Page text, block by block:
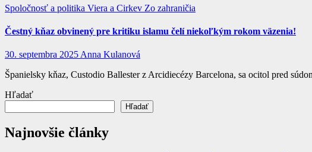
Spoločnosť a politika Viera a Cirkev Zo zahraničia
Čestný kňaz obvinený pre kritiku islamu čelí niekoľkým rokom väzenia!
30. septembra 2025Anna Kulanová
Španielsky kňaz, Custodio Ballester z Arcidiecézy Barcelona, sa ocitol pred
Hľadať
Hľadať
Najnovšie články